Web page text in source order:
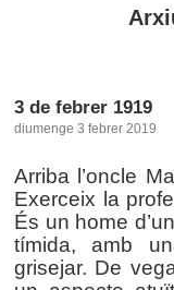
3 de febrer 1919
diumenge 3 febrer 2019
Arriba l’oncle
Exerceix la
És un home
tímida, amb
grisejar. De